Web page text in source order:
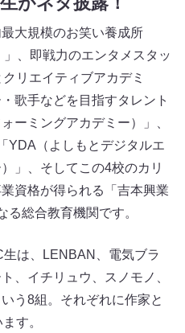
大規模のお笑い養成所
」、即戦力のエンタメスタッ
リエイティブアカデミ
歌手などを目指すタレント
ーミングアカデミー）」、
YDA（よしもとデジタルエ
」、そしてこの4校のカリ
資格が得られる「吉本興業
総合教育機関です。
は、LENBAN、電気ブラ
、イチリュウ、スノモノ、
う8組。それぞれに作家と
す。